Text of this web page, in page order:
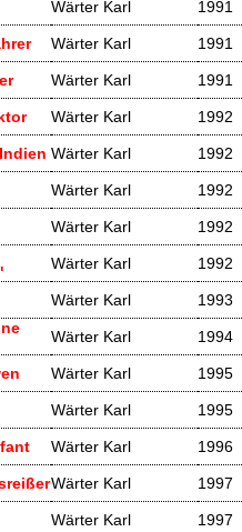
Wärter Karl
1991
Wärter Karl
1991
Wärter Karl
1991
Wärter Karl
1992
Wärter Karl
1992
Wärter Karl
1992
Wärter Karl
1992
Wärter Karl
1992
Wärter Karl
1993
Wärter Karl
1994
Wärter Karl
1995
Wärter Karl
1995
Wärter Karl
1996
Wärter Karl
1997
Wärter Karl
1997